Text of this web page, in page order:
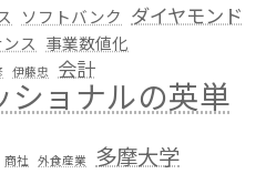
ソフトバンク
ダイヤモンド
ス
事業数値化
伊藤忠 会計
ショナルの英単
商社 外食産業 多摩大学